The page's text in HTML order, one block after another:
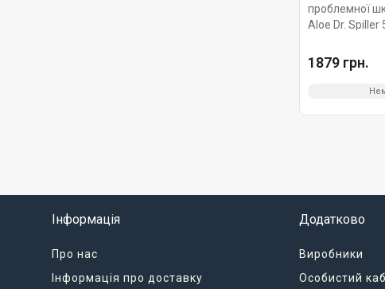
проблемної
Aloe Dr. Spiller
1879 грн.
Інформація
Про нас
Інформація про доставку
Додатково
Виробники
Особистий